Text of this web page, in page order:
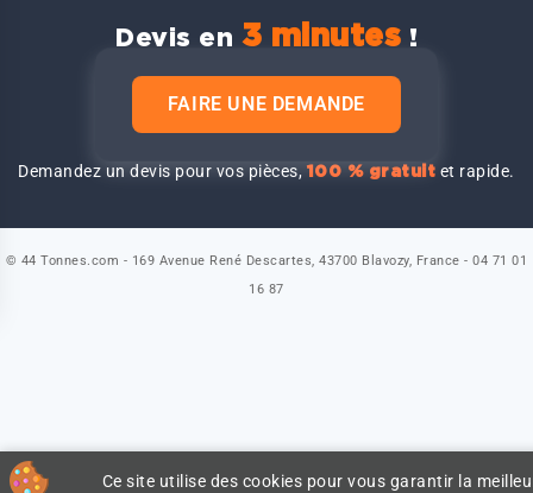
Devis en 3 minutes !
FAIRE UNE DEMANDE
Demandez un devis pour vos pièces,100 % gratuit et rapide.
Ce site utilise des cookies pour vous garantir la
© 44 Tonnes.com - 169 Avenue René Descartes, 43700 Blavozy, France - 04 71 01
16 87